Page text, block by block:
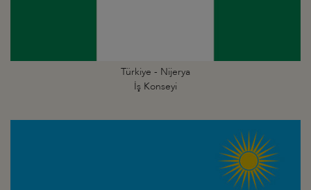
Türkiye - Nijerya
İş Konseyi